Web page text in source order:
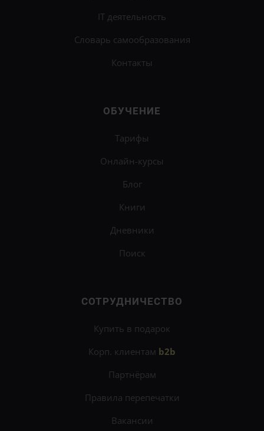
IT деятельность
Словарь самообразования
Контакты
ОБУЧЕНИЕ
Тарифы
Онлайн-курсы
Блог
Книги
Дневники
Поиск
СОТРУДНИЧЕСТВО
Купить в подарок
Корп. клиентам b2b
Партнёрам
Правила перепечатки
Вакансии